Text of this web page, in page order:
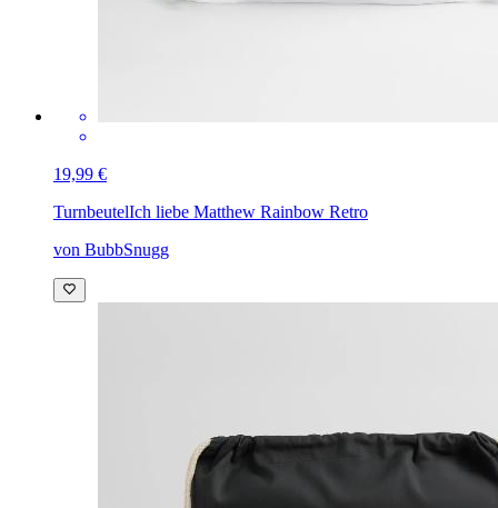
19,99 €
TurnbeutelIch liebe Matthew Rainbow Retro
von BubbSnugg